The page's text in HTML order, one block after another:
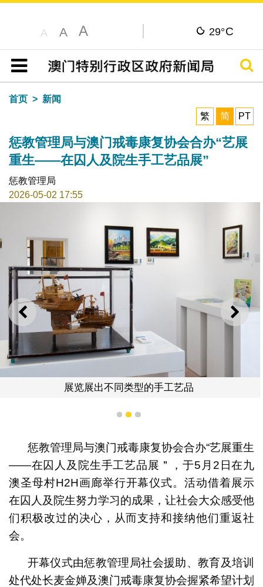
A A A 29°C
目录
搜寻
首页
新闻
繁
简 PT
惩教管理局与澳门戒毒康复协会合办“艺展
重生——在囚人及院生手工艺品展”
惩教管理局
2026-05-02 17:55
上一则 下一
展览展出不同类型的手工艺品
1 2 3
惩教管理局与澳门戒毒康复协会合办“艺展重生
——在囚人及院生手工艺品展＂，于5月2日在九
澳圣母村H2H画廊举行开幕仪式。活动借着展示
在囚人及院生努力学习的成果，让社会大众感受他
们积极改过的决心，从而支持和接纳他们重返社
会。
开幕仪式由惩教管理局社会援助、教育及培训
处代处长麦金婵及澳门戒毒康复协会握紧希望计划